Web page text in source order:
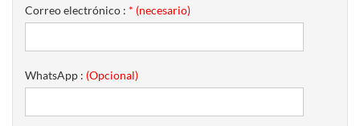
Correo electrónico : * (necesario)
WhatsApp : (Opcional)